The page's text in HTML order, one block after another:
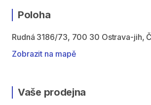
Poloha
Rudná 3186/73, 700 30 Ostrava-jih,
Zobrazit na mapě
Vaše prodejna